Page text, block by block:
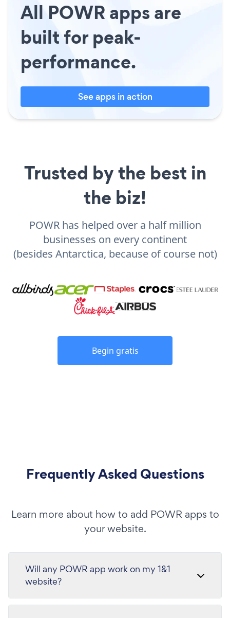
All POWR apps are
built for peak-
performance.
See apps in action
Trusted by the best in
the biz!
POWR has helped over a half million
businesses on every continent
(besides Antarctica, because of course not)
Begin gratis
Frequently Asked Questions
Learn more about how to add POWR apps to
your website.
Will any POWR app work on my 1&1
website?